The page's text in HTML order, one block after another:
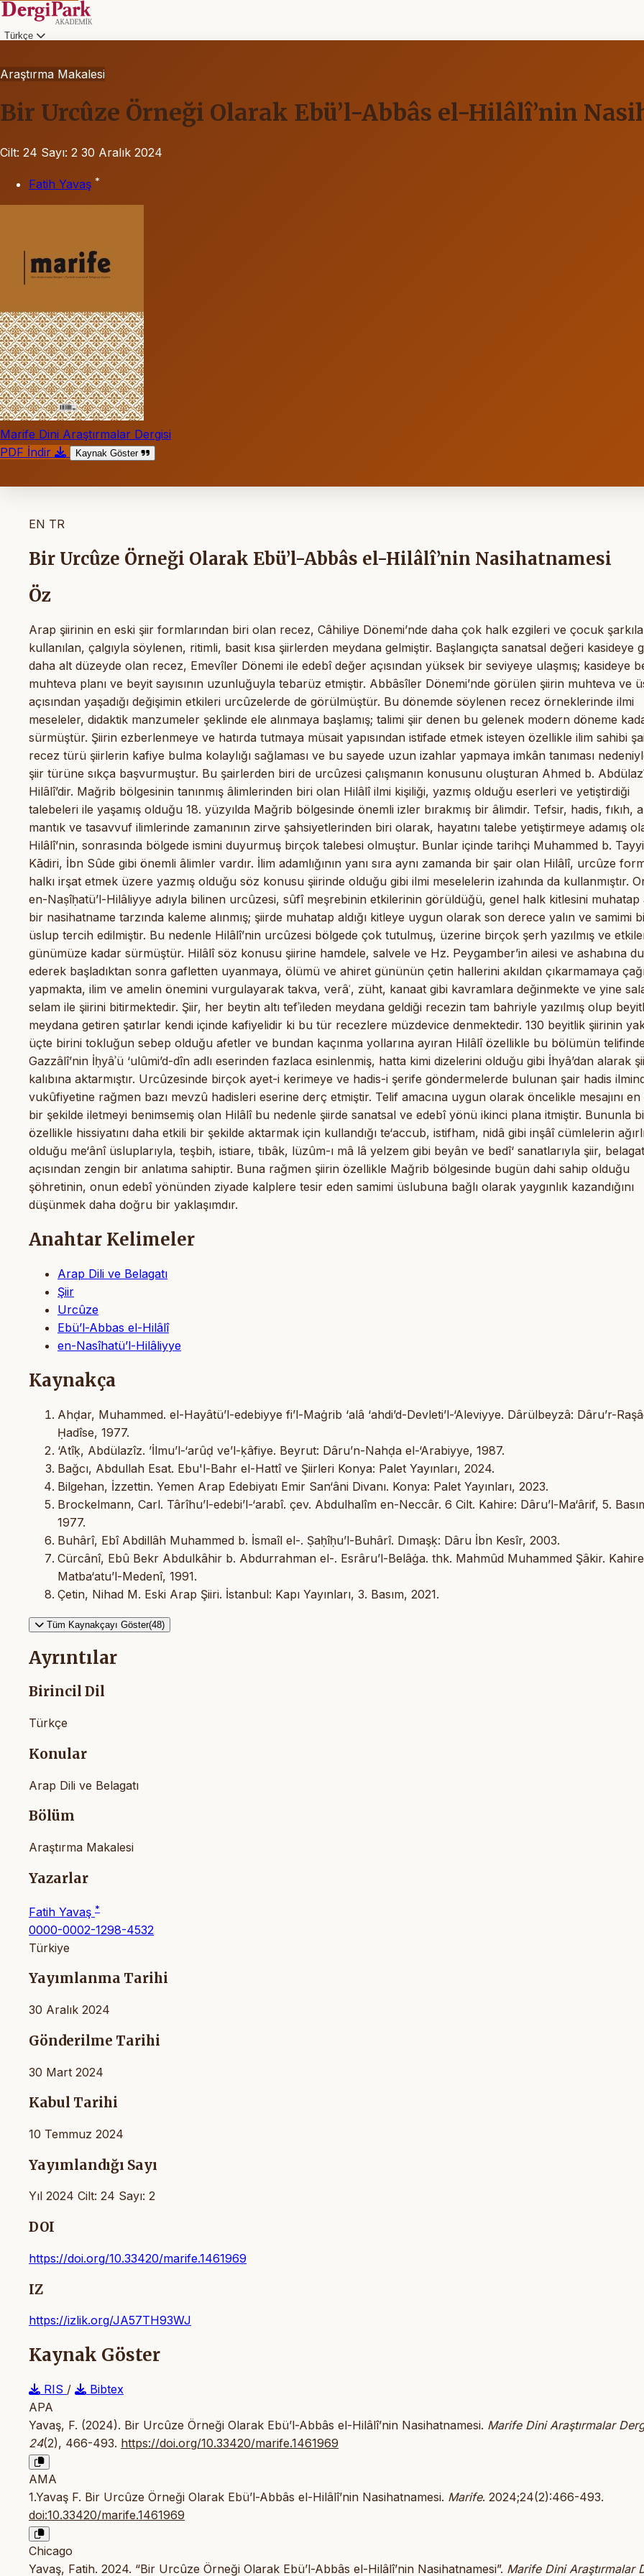
Türkçe
Araştırma Makalesi
Bir Urcûze Örneği Olarak Ebü’l-Abbâs el-Hilâlî’nin
Cilt: 24 Sayı: 2 30 Aralık 2024
Fatih Yavaş *
Marife Dini Araştırmalar Dergisi
PDF İndir
Kaynak Göster
EN TR
Bir Urcûze Örneği Olarak Ebü’l-Abbâs el-Hilâlî’nin Nasihatnamesi
Öz
Arap şiirinin en eski şiir formlarından biri olan recez, Câhiliye Dönemi’nde daha çok halk ezgileri ve çocuk
kullanılan, çalgıyla söylenen, ritimli, basit kısa şiirlerden meydana gelmiştir. Başlangıçta sanatsal değeri kasideye
daha alt düzeyde olan recez, Emevîler Dönemi ile edebî değer açısından yüksek bir seviyeye ulaşmış; kasideye
muhteva planı ve beyit sayısının uzunluğuyla tebarüz etmiştir. Abbâsîler Dönemi’nde görülen şiirin muhteva ve
açısından yaşadığı değişimin etkileri urcûzelerde de görülmüştür. Bu dönemde söylenen recez örneklerinde ilmi
meseleler, didaktik manzumeler şeklinde ele alınmaya başlamış; talimi şiir denen bu gelenek modern döneme
sürmüştür. Şiirin ezberlenmeye ve hatırda tutmaya müsait yapısından istifade etmek isteyen özellikle ilim sahibi
recez türü şiirlerin kafiye bulma kolaylığı sağlaması ve bu sayede uzun izahlar yapmaya imkân tanıması
şiir türüne sıkça başvurmuştur. Bu şairlerden biri de urcûzesi çalışmanın konusunu oluşturan Ahmed b.
Hilâlî’dir. Mağrib bölgesinin tanınmış âlimlerinden biri olan Hilâlî ilmi kişiliği, yazmış olduğu eserleri ve yetiştirdiği
talebeleri ile yaşamış olduğu 18. yüzyılda Mağrib bölgesinde önemli izler bırakmış bir âlimdir. Tefsir, hadis, fıkıh,
mantık ve tasavvuf ilimlerinde zamanının zirve şahsiyetlerinden biri olarak, hayatını talebe yetiştirmeye adamış
Hilâlî’nin, sonrasında bölgede ismini duyurmuş birçok talebesi olmuştur. Bunlar içinde tarihçi Muhammed b.
Kādiri, İbn Sûde gibi önemli âlimler vardır. İlim adamlığının yanı sıra aynı zamanda bir şair olan Hilâlî, urcûze
halkı irşat etmek üzere yazmış olduğu söz konusu şiirinde olduğu gibi ilmi meselelerin izahında da kullanmıştır.
en-Naṣîḥatü’l-Hilâliyye adıyla bilinen urcûzesi, sûfî meşrebinin etkilerinin görüldüğü, genel halk kitlesini muhatap
bir nasihatname tarzında kaleme alınmış; şiirde muhatap aldığı kitleye uygun olarak son derece yalın ve samimi
üslup tercih edilmiştir. Bu nedenle Hilâlî’nin urcûzesi bölgede çok tutulmuş, üzerine birçok şerh yazılmış ve
günümüze kadar sürmüştür. Hilâlî söz konusu şiirine hamdele, salvele ve Hz. Peygamber’in ailesi ve ashabına
ederek başladıktan sonra gafletten uyanmaya, ölümü ve ahiret gününün çetin hallerini akıldan çıkarmamaya
yapmakta, ilim ve amelin önemini vurgulayarak takva, verâʿ, züht, kanaat gibi kavramlara değinmekte ve yine
selam ile şiirini bitirmektedir. Şiir, her beytin altı tefʾileden meydana geldiği recezin tam bahriyle yazılmış olup
meydana getiren şatırlar kendi içinde kafiyelidir ki bu tür recezlere müzdevice denmektedir. 130 beyitlik şiirinin
üçte birini tokluğun sebep olduğu afetler ve bundan kaçınma yollarına ayıran Hilâlî özellikle bu bölümün telifinde
Gazzâlî’nin İḥyâʾü ‘ulûmi’d-dîn adlı eserinden fazlaca esinlenmiş, hatta kimi dizelerini olduğu gibi İhyâ’dan alarak
kalıbına aktarmıştır. Urcûzesinde birçok ayet-i kerimeye ve hadis-i şerife göndermelerde bulunan şair hadis
vukûfiyetine rağmen bazı mevzû hadisleri eserine derç etmiştir. Telif amacına uygun olarak öncelikle mesajını en
bir şekilde iletmeyi benimsemiş olan Hilâlî bu nedenle şiirde sanatsal ve edebî yönü ikinci plana itmiştir. Bununla
özellikle hissiyatını daha etkili bir şekilde aktarmak için kullandığı te‘accub, istifham, nidâ gibi inşâî cümlelerin
olduğu me‘ânî üsluplarıyla, teşbih, istiare, tıbâk, lüzûm-ı mâ lâ yelzem gibi beyân ve bedî‘ sanatlarıyla şiir, belagat
açısından zengin bir anlatıma sahiptir. Buna rağmen şiirin özellikle Mağrib bölgesinde bugün dahi sahip olduğu
şöhretinin, onun edebî yönünden ziyade kalplere tesir eden samimi üslubuna bağlı olarak yaygınlık kazandığını
düşünmek daha doğru bir yaklaşımdır.
Anahtar Kelimeler
Arap Dili ve Belagatı
Şiir
Urcûze
Ebü’l-Abbas el-Hilâlî
en-Nasîhatü’l-Hilâliyye
Kaynakça
Ahḍar, Muhammed. el-Hayâtü’l-edebiyye fi’l-Maġrib ‘alâ ‘ahdi’d-Devleti’l-‘Aleviyye. Dârülbeyzâ: Dâru’r-
Ḥadîse, 1977.
‘Atîḳ, Abdülazîz. ’İlmu’l-‘arûḍ ve’l-ḳâfiye. Beyrut: Dâru’n-Nahḍa el-‘Arabiyye, 1987.
Bağcı, Abdullah Esat. Ebu'l-Bahr el-Hattî ve Şiirleri Konya: Palet Yayınları, 2024.
Bilgehan, İzzettin. Yemen Arap Edebiyatı Emir San‘âni Divanı. Konya: Palet Yayınları, 2023.
Brockelmann, Carl. Târîhu’l-edebi’l-‘arabî. çev. Abdulhalîm en-Neccâr. 6 Cilt. Kahire: Dâru’l-Ma‘ârif, 5.
1977.
Buhârî, Ebî Abdillâh Muhammed b. İsmaîl el-. Ṣaḥîḥu’l-Buhârî. Dımaşḳ: Dâru İbn Kesîr, 2003.
Cürcânî, Ebû Bekr Abdulkâhir b. Abdurrahman el-. Esrâru’l-Belâġa. thk. Mahmûd Muhammed Şâkir.
Matba‘atu’l-Medenî, 1991.
Çetin, Nihad M. Eski Arap Şiiri. İstanbul: Kapı Yayınları, 3. Basım, 2021.
Tüm Kaynakçayı Göster(48)
Ayrıntılar
Birincil Dil
Türkçe
Konular
Arap Dili ve Belagatı
Bölüm
Araştırma Makalesi
Yazarlar
Fatih Yavaş *
0000-0002-1298-4532
Türkiye
Yayımlanma Tarihi
30 Aralık 2024
Gönderilme Tarihi
30 Mart 2024
Kabul Tarihi
10 Temmuz 2024
Yayımlandığı Sayı
Yıl 2024 Cilt: 24 Sayı: 2
DOI
https://doi.org/10.33420/marife.1461969
IZ
https://izlik.org/JA57TH93WJ
Kaynak Göster
RIS /
Bibtex
APA
Yavaş, F. (2024). Bir Urcûze Örneği Olarak Ebü’l-Abbâs el-Hilâlî’nin Nasihatnamesi. Marife Dini Araştırmalar
24(2), 466-493. https://doi.org/10.33420/marife.1461969
AMA
1.Yavaş F. Bir Urcûze Örneği Olarak Ebü’l-Abbâs el-Hilâlî’nin Nasihatnamesi. Marife. 2024;24(2):466-493.
doi:10.33420/marife.1461969
Chicago
Yavaş, Fatih. 2024. “Bir Urcûze Örneği Olarak Ebü’l-Abbâs el-Hilâlî’nin Nasihatnamesi”. Marife Dini Araştırmalar